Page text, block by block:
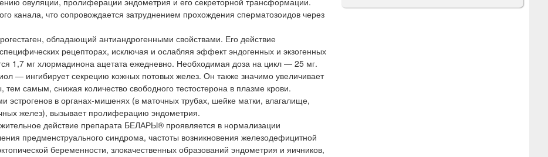
канала, что сопровождается затруднением прохождения сперматозоидов через
обладающий антиандрогенными свойствами. Его действие
рецепторах, исключая и ослабляя эффект эндогенных и экзогенных
1,7 мг хлормадинона ацетата ежедневно. Необходимая доза на цикл — 25 мг.
— ингибирует секрецию кожных потовых желез. Он также значимо увеличивает
самым, снижая количество свободного тестостерона в плазме крови.
эстрогенов в органах-мишенях (в маточных трубах, шейке матки, влагалище,
желез), вызывает пролиферацию эндометрия.
действие препарата БЕЛАРЫ® проявляется в нормализации
предменструального синдрома, частоты возникновения железодефицитной
беременности, злокачественных образований эндометрия и яичников,